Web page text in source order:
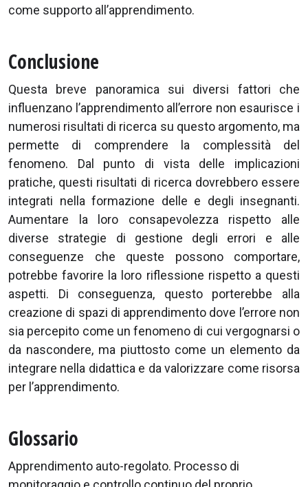
come supporto all’apprendimento.
Conclusione
Questa breve panoramica sui diversi fattori che
influenzano l’apprendimento all’errore non esaurisce i
numerosi risultati di ricerca su questo argomento, ma
permette di comprendere la complessità del
fenomeno. Dal punto di vista delle implicazioni
pratiche, questi risultati di ricerca dovrebbero essere
integrati nella formazione delle e degli insegnanti.
Aumentare la loro consapevolezza rispetto alle
diverse strategie di gestione degli errori e alle
conseguenze che queste possono comportare,
potrebbe favorire la loro riflessione rispetto a questi
aspetti. Di conseguenza, questo porterebbe alla
creazione di spazi di apprendimento dove l’errore non
sia percepito come un fenomeno di cui vergognarsi o
da nascondere, ma piuttosto come un elemento da
integrare nella didattica e da valorizzare come risorsa
per l’apprendimento.
Glossario
Apprendimento auto-regolato. Processo di